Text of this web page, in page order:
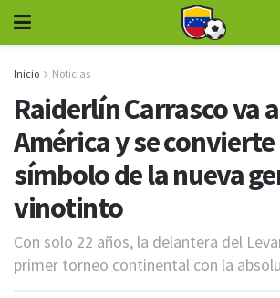
Inicio Noticias
Raiderlín Carrasco va
América y se convierte
símbolo de la nueva
vinotinto
Con solo 22 años, la delantera del
primer torneo continental con la